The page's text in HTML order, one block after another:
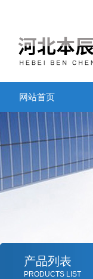
网站首页
产品列表
PRODUCTS LIST